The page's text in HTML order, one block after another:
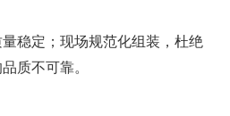
稳定；现场规范化组装，杜绝
质不可靠。